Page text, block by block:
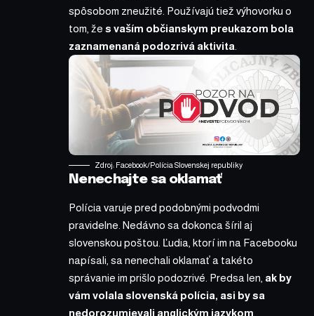
spôsobom zneužité. Používajú tiež výhovorku o
tom, že s vaším občianskym preukazom bola
zaznamenaná podozrivá aktivita
Zdroj: Facebook/Polícia Slovenskej republiky
Nenechajte sa oklamať
Polícia varuje pred podobnými podvodmi
pravidelne. Nedávno sa dokonca šíril aj
slovenskou poštou . Ľudia, ktorí im na Facebooku
napísali, sa nenechali oklamať a takéto
správanie im prišlo podozrivé. Predsa len, ak by
vám volala slovenská polícia, asi by sa
nedorozumievali anglickým jazykom